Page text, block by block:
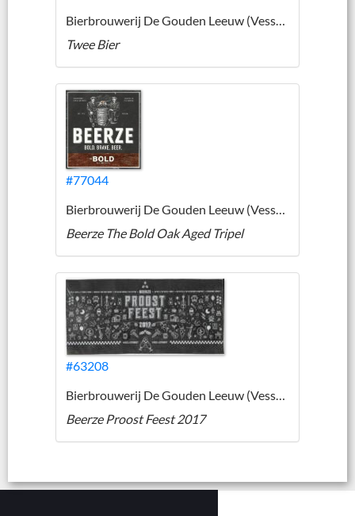
Bierbrouwerij De Gouden Leeuw (Vessem)
Twee Bier
#77044
Bierbrouwerij De Gouden Leeuw (Vessem)
Beerze The Bold Oak Aged Tripel
#63208
Bierbrouwerij De Gouden Leeuw (Vessem)
Beerze Proost Feest 2017